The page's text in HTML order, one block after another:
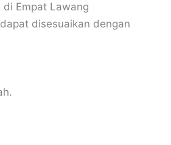
di Empat Lawang
disesuaikan dengan